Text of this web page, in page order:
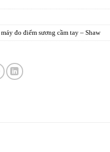
đo điểm sương cầm tay – Shaw